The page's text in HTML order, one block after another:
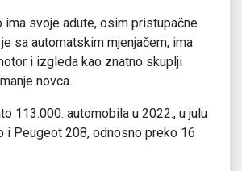
ima svoje adute, osim pristupačne
sa automatskim mjenjačem, ima
i izgleda kao znatno skuplji
novca.
113.000. automobila u 2022., u julu
i Peugeot 208, odnosno preko 16